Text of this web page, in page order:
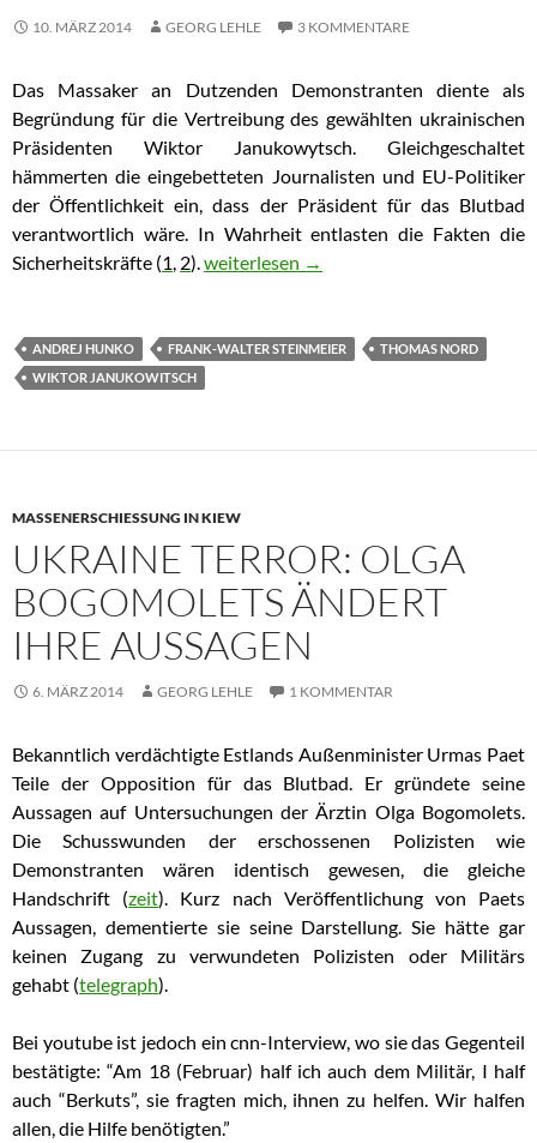
10. MÄRZ 2014 GEORG LEHLE 3 KOMMENTARE
Das Massaker an Dutzenden Demonstranten diente als
Begründung für die Vertreibung des gewählten ukrainischen
Präsidenten Wiktor Janukowytsch. Gleichgeschaltet
hämmerten die eingebetteten Journalisten und EU-Politiker
der Öffentlichkeit ein, dass der Präsident für das Blutbad
verantwortlich wäre. In Wahrheit entlasten die Fakten die
Sicherheitskräfte (1, 2).Blutbad von Kiew: Präsident
weiterlesen →
ANDREJ HUNKO FRANK-WALTER STEINMEIER
THOMAS NORD
WIKTOR JANUKOWITSCH
MASSENERSCHIESSUNG IN KIEW
UKRAINE TERROR: OLGA
BOGOMOLETS ÄNDERT
IHRE AUSSAGEN
6. MÄRZ 2014 GEORG LEHLE 1 KOMMENTAR
Bekanntlich verdächtigte Estlands Außenminister Urmas Paet
Teile der Opposition für das Blutbad. Er gründete seine
Aussagen auf Untersuchungen der Ärztin Olga Bogomolets.
Die Schusswunden der erschossenen Polizisten wie
Demonstranten wären identisch gewesen, die gleiche
Handschrift (zeit). Kurz nach Veröffentlichung von Paets
Aussagen, dementierte sie seine Darstellung. Sie hätte gar
keinen Zugang zu verwundeten Polizisten oder Militärs
gehabt (telegraph).
Bei youtube ist jedoch ein cnn-Interview, wo sie das Gegenteil
bestätigte: “Am 18 (Februar) half ich auch dem Militär, I half
auch “Berkuts”, sie fragten mich, ihnen zu helfen. Wir halfen
allen, die Hilfe benötigten.”